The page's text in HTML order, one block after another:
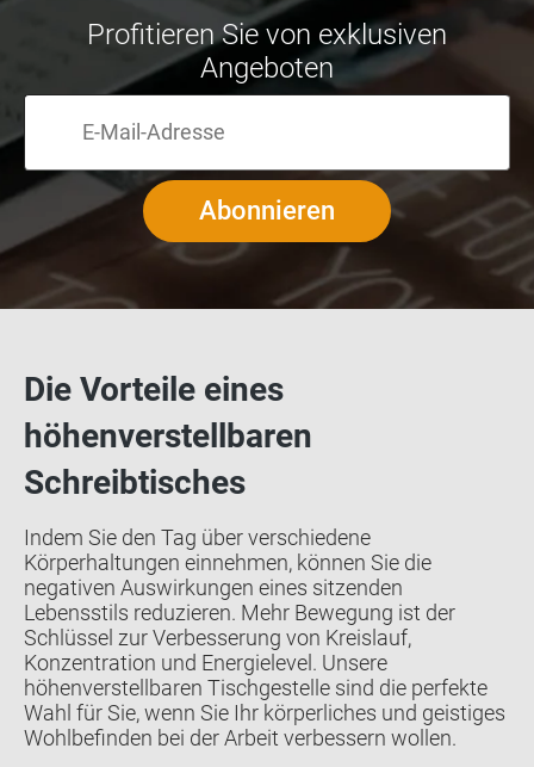
Profitieren Sie von exklusiven
Angeboten
Abonnieren
Die Vorteile eines
höhenverstellbaren
Schreibtisches
Indem Sie den Tag über verschiedene
Körperhaltungen einnehmen, können Sie die
negativen Auswirkungen eines sitzenden
Lebensstils reduzieren. Mehr Bewegung ist der
Schlüssel zur Verbesserung von Kreislauf,
Konzentration und Energielevel. Unsere
höhenverstellbaren Tischgestelle sind die perfekte
Wahl für Sie, wenn Sie Ihr körperliches und geistiges
Wohlbefinden bei der Arbeit verbessern wollen.